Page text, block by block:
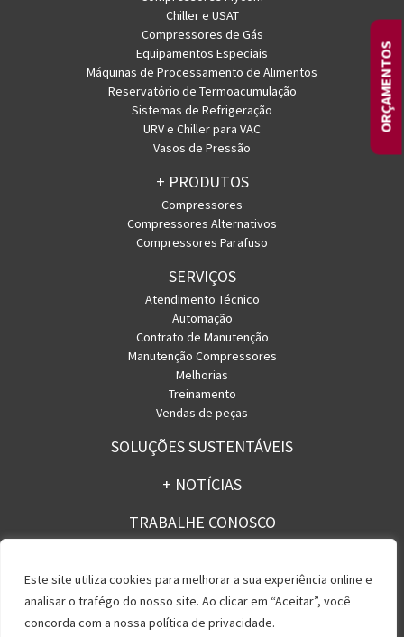
Este site utiliza cookies para melhorar a sua experiência online e
analisar o trafégo do nosso site. Ao clicar em “Aceitar”, você
concorda com a nossa política de privacidade.
ORÇAMENTOS
Chiller e USAT
Compressores de Gás
Equipamentos Especiais
Máquinas de Processamento de Alimentos
Reservatório de Termoacumulação
Sistemas de Refrigeração
URV e Chiller para VAC
Vasos de Pressão
+ PRODUTOS
Compressores
Compressores Alternativos
Compressores Parafuso
SERVIÇOS
Atendimento Técnico
Automação
Contrato de Manutenção
Manutenção Compressores
Melhorias
Treinamento
Vendas de peças
SOLUÇÕES SUSTENTÁVEIS
+ NOTÍCIAS
TRABALHE CONOSCO